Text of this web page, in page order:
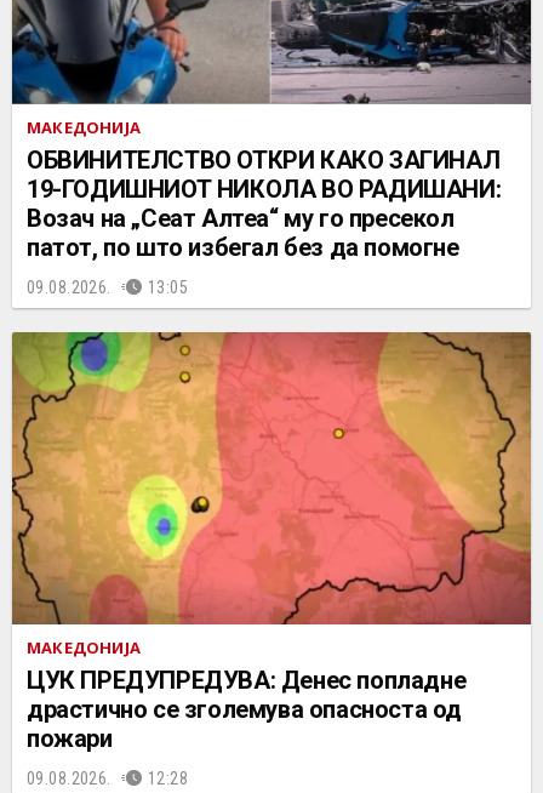
МАКЕДОНИЈА
ОБВИНИТЕЛСТВО ОТКРИ КАКО ЗАГИНАЛ
19-ГОДИШНИОТ НИКОЛА ВО РАДИШАНИ:
Возач на „Сеат Алтеа“ му го пресекол
патот, по што избегал без да помогне
09.08.2026. 13:05
МАКЕДОНИЈА
ЦУК ПРЕДУПРЕДУВА: Денес попладне
драстично се зголемува опасноста од
пожари
09.08.2026. 12:28